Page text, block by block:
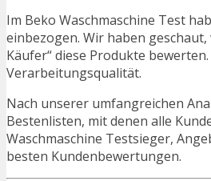
Im Beko Waschmaschine Test
einbezogen. Wir haben
Käufer“ diese Produkte
Verarbeitungsqualität.
Nach unserer umfangreichen
Bestenlisten, mit denen alle
Waschmaschine Testsieger,
besten Kundenbewertungen.